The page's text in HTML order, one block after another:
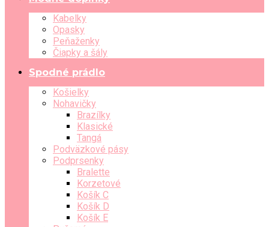
Kabelky
Opasky
Peňaženky
Čiapky a šály
Spodné prádlo
Košielky
Nohavičky
Brazílky
Klasické
Tangá
Podväzkové pásy
Podprsenky
Bralette
Korzetové
Košík C
Košík D
Košík E